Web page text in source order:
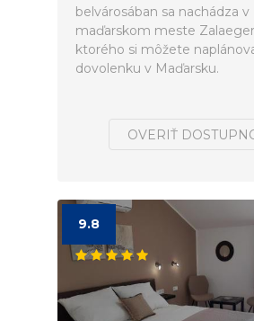
belvárosában sa nachádza v
maďarskom meste
ktorého si môžete
dovolenku v Maďarsku.
OVERIŤ
9.8